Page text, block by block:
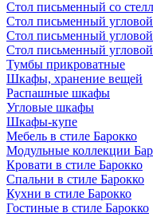
Стол письменный со
Стол письменный
Стол письменный
Стол письменный
Тумбы прикроватные
Шкафы, хранение вещей
Распашные шкафы
Угловые шкафы
Шкафы-купе
Мебель в стиле Барокко
Модульные коллекции
Кровати в стиле Барокко
Спальни в стиле Барокко
Кухни в стиле Барокко
Гостиные в стиле Барокко